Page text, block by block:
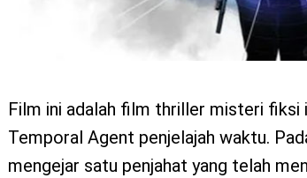
Film ini adalah film thriller misteri fiksi
Temporal Agent penjelajah waktu.
mengejar satu penjahat yang telah